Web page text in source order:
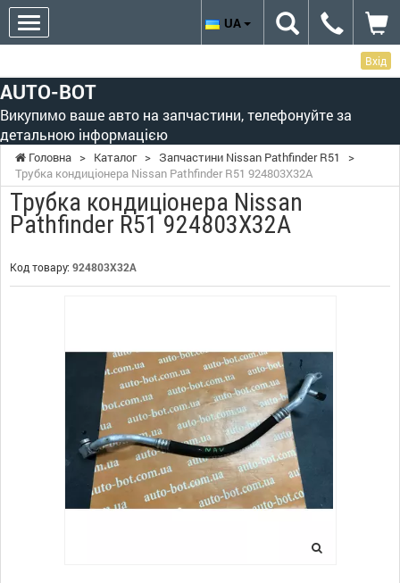
Вхід
AUTO-BOT
Викупимо ваше авто на запчастини, телефонуйте за
детальною інформацією
UA
Головна > Каталог > Запчастини Nissan Pathfinder R51
>
Трубка кондиціонера Nissan Pathfinder R51 924803X32A
Трубка кондиціонера Nissan
Pathfinder R51 924803X32A
Код товару: 924803X32A